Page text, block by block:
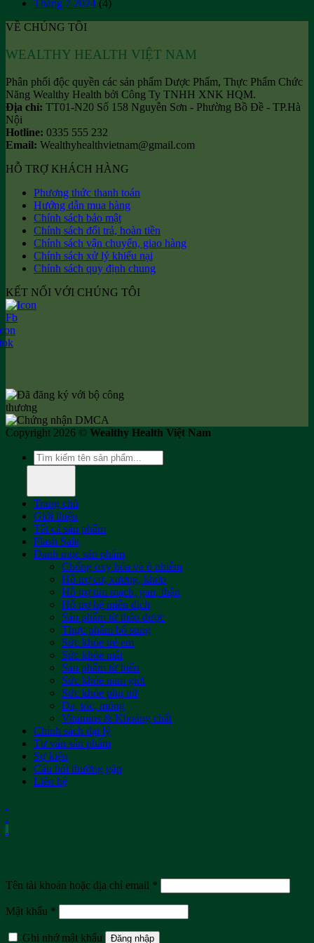
Tháng 7 2024 (4)
VỀ CHÚNG TÔI
WEALTHY HEALTH VIỆT NAM
Phân phối độc quyền các sản phẩm Dược Phẩm, Thực Phẩm Chức
Năng Wealthy Health bởi Công Ty TNHH XNK HQM.
Địa chỉ: TT01-N20 Số 158 Nguyễn Sơn - Phường Bồ Đề - TP.Hà
Nội
Hotline: 0335 555 232
Email: Wealthyhealthvietnam@gmail.com
HỖ TRỢ KHÁCH HÀNG
Phương thức thanh toán
Hướng dẫn mua hàng
Chính sách bảo mật
Chính sách đổi trả, hoàn tiền
Chính sách vận chuyển, giao hàng
Chính sách xử lý khiếu nại
Chính sách quy định chung
KẾT NỐI VỚI CHÚNG TÔI
Copyright 2026 © Wealthy Health Việt Nam
Tìm
kiếm:
Trang chủ
Giới thiệu
Tất cả sản phẩm
Flash Sale
Danh mục sản phẩm
Chống oxy hóa và ô nhiễm
Hỗ trợ cơ, xương, khớp
Hỗ trợ tim mạch, gan, thận
Hỗ trợ hệ miễn dịch
Sản phẩm từ thảo dược
Thực phẩm bổ sung
Sức khỏe trẻ em
Sức khỏe mắt
Sản phẩm từ biển
Sức khỏe nam giới
Sức khỏe phụ nữ
Da, tóc, móng
Vitamins & Khoáng chất
Chính sách đại lý
Tư vấn sản phẩm
Sự kiện
Câu hỏi thường gặp
Liên hệ
.
.
.
Tên tài khoản hoặc địa chỉ email *
Mật khẩu *
Ghi nhớ mật khẩu Đăng nhập